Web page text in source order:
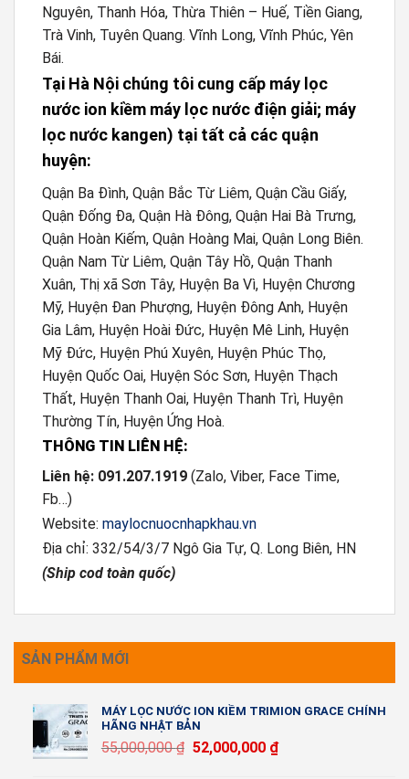
Nguyên, Thanh Hóa, Thừa Thiên – Huế, Tiền Giang,
Trà Vinh, Tuyên Quang. Vĩnh Long, Vĩnh Phúc, Yên
Bái.
Tại Hà Nội chúng tôi cung cấp máy lọc
nước ion kiềm máy lọc nước điện giải; máy
lọc nước kangen) tại tất cả các quận
huyện:
Quận Ba Đình, Quận Bắc Từ Liêm, Quận Cầu Giấy,
Quận Đống Đa, Quận Hà Đông, Quận Hai Bà Trưng,
Quận Hoàn Kiếm, Quận Hoàng Mai, Quận Long Biên.
Quận Nam Từ Liêm, Quận Tây Hồ, Quận Thanh
Xuân, Thị xã Sơn Tây, Huyện Ba Vì, Huyện Chương
Mỹ, Huyện Đan Phượng, Huyện Đông Anh, Huyện
Gia Lâm, Huyện Hoài Đức, Huyện Mê Linh, Huyện
Mỹ Đức, Huyện Phú Xuyên, Huyện Phúc Thọ,
Huyện Quốc Oai, Huyện Sóc Sơn, Huyện Thạch
Thất, Huyện Thanh Oai, Huyện Thanh Trì, Huyện
Thường Tín, Huyện Ứng Hoà.
THÔNG TIN LIÊN HỆ:
Liên hệ: 091.207.1919 (Zalo, Viber, Face Time,
Fb…)
Website: maylocnuocnhapkhau.vn
Địa chỉ: 332/54/3/7 Ngô Gia Tự, Q. Long Biên, HN
(Ship cod toàn quốc)
SẢN PHẨM MỚI
MÁY LỌC NƯỚC ION KIỀM TRIMION GRACE CHÍNH
HÃNG NHẬT BẢN
55,000,000₫ 52,000,000 ₫